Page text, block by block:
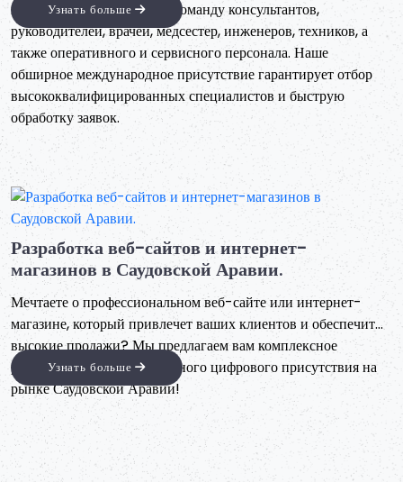
Покупка недвижимости во Франции
citysquares мы предлагаем комплексные решения для
покупки недвижимости во Франции, независимо от того,
ищете ли вы элегантный дом, выгодную инвестиционную
возможность или перспективный туристический проект.
Благодаря нашей сети партнеров и экспертов во Франции
мы гарантируем беспроблемный и безопасный процесс
покупки, подкрепленный тщательной проверкой и
всесторонней поддержкой от начала до конца.
Узнать больше
Услуги по обеспечению промышленной
безопасности в Саудовской Аравии
Компания City Squares предлагает комплексный пакет
услуг по обеспечению промышленной безопасности для
объектов, подпадающих под требования Главного
управления промышленной безопасности Королевства
Саудовская Аравия. Компания специализируется на оказании
помощи своим клиентам в полном соответствии с этими
требованиями посредством пяти основных услуг:
Узнать больше